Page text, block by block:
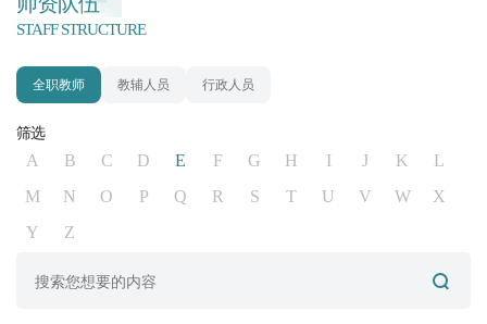
STAFF STRUCTURE
全职教师 教辅人员 行政人员
筛选
A B C D E F G H I J K
L
M
N O P Q R S T U V W
X
Y
Z